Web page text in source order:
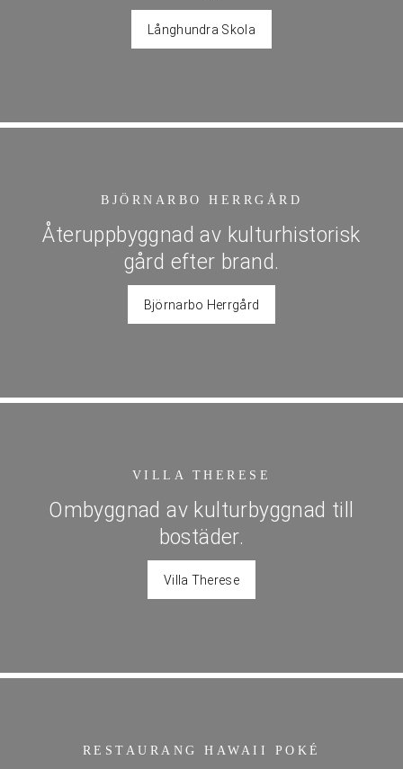
Långhundra Skola
BJÖRNARBO HERRGÅRD
Återuppbyggnad av kulturhistorisk
gård efter brand.
Björnarbo Herrgård
VILLA THERESE
Ombyggnad av kulturbyggnad till
bostäder.
Villa Therese
RESTAURANG HAWAII POKÉ